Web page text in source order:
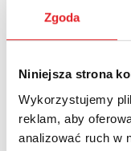
Zgoda
Niniejsza strona
Wykorzystujemy
reklam, aby
analizować ruch w
Imię i nazwisko: *